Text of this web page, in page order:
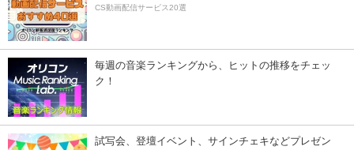
CS動画配信サービス20選
毎週の音楽ランキングから、ヒットの推移をチェッ
ク！
試写会、登壇イベント、サインチェキなどプレゼン